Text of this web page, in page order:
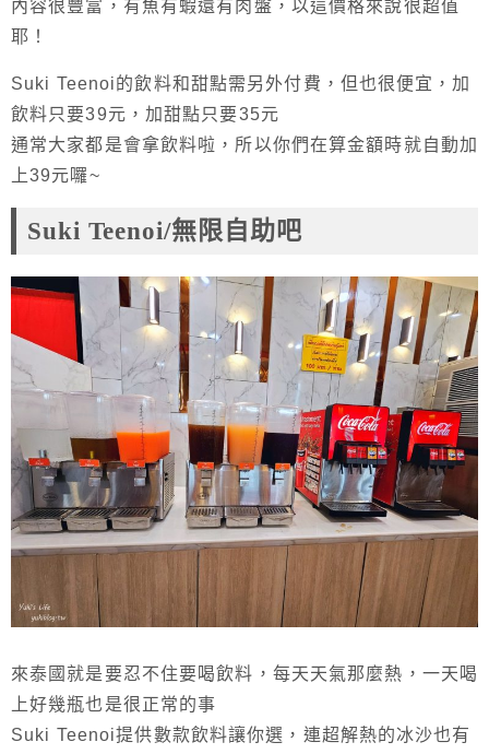
內容很豐富，有魚有蝦還有肉盤，以這價格來說很超值
耶！
Suki Teenoi的飲料和甜點需另外付費，但也很便宜，加
飲料只要39元，加甜點只要35元
通常大家都是會拿飲料啦，所以你們在算金額時就自動加
上39元囉~
Suki Teenoi/無限自助吧
來泰國就是要忍不住要喝飲料，每天天氣那麼熱，一天喝
上好幾瓶也是很正常的事
Suki Teenoi提供數款飲料讓你選，連超解熱的冰沙也有